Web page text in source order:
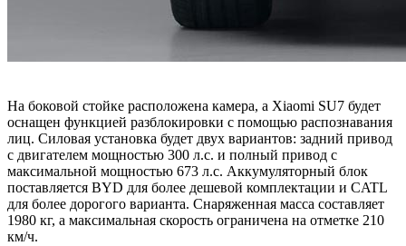
На боковой стойке расположена камера, а Xiaomi SU7 будет
оснащен функцией разблокировки с помощью распознавания
лиц. Силовая установка будет двух вариантов: задний привод
с двигателем мощностью 300 л.с. и полный привод с
максимальной мощностью 673 л.с. Аккумуляторный блок
поставляется BYD для более дешевой комплектации и CATL
для более дорогого варианта. Снаряженная масса составляет
1980 кг, а максимальная скорость ограничена на отметке 210
км/ч.